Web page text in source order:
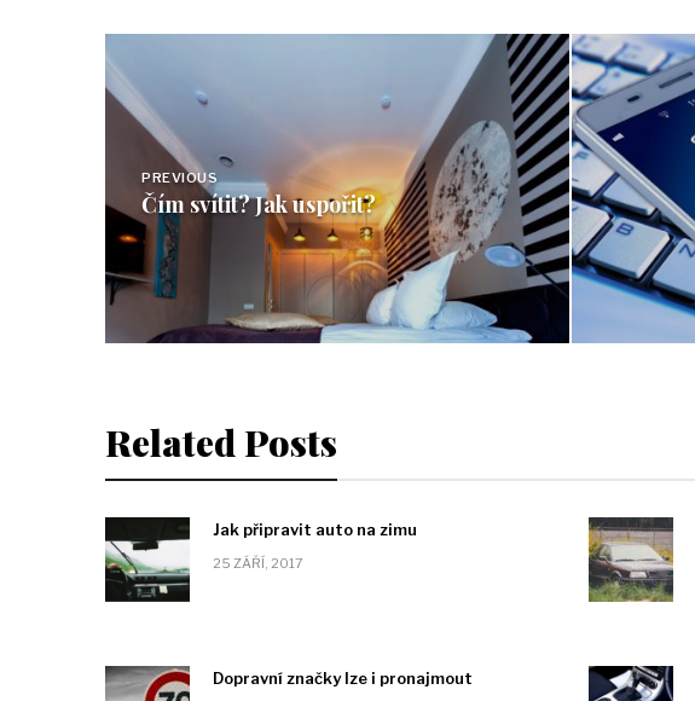
Navigace
pro
příspěvek
PREVIOUS
Čím svítit? Jak uspořit?
Related Posts
Jak připravit auto na zimu
25 ZÁŘÍ, 2017
Dopravní značky lze i pronajmout